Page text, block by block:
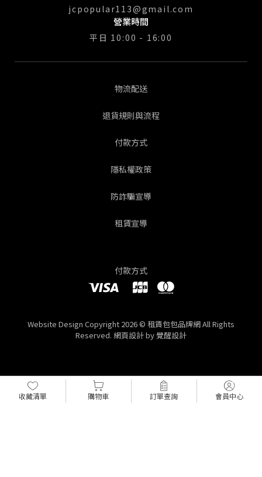
jcpopular113@gmail.com
營業時間
平日 10:00 - 16:00
付款方式
物流配送
退貨規則與流程
付款方式
隱私權政策
防詐騙宣導
租賃宣導
Website Design Copyright 2026 © 租賃包包品牌網All Rights
Reserved. 網頁設計by 覺醒設計
收藏清單 購物車 訂單查詢 會員中心